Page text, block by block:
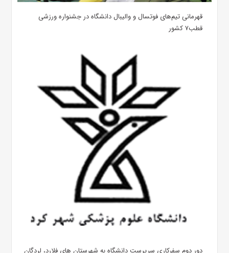
قهرمانی تیم‌های فوتسال و والیبال دانشگاه در جشنواره ورزشی
قطب۷ کشور
دور دوم سفرکاری سرپرست دانشگاه به شهرستان های فلارد، لردگان